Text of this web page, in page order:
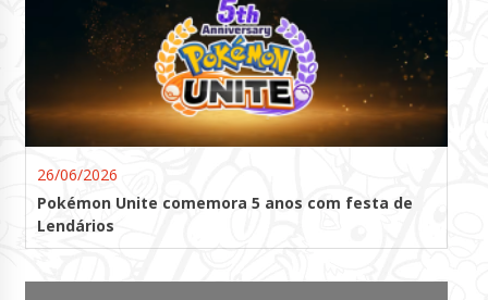
26/06/2026
Pokémon Unite comemora 5 anos com festa de
Lendários